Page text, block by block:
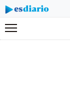
Menú